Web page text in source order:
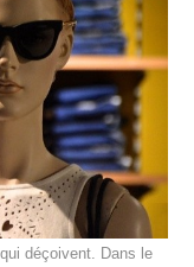
déçoivent. Dans le